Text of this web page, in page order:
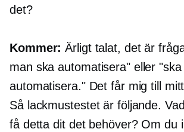
det?
Kommer: Ärligt talat, det är
man ska automatisera" eller "ska
automatisera." Det får mig till
Så lackmustestet är följande.
få detta dit det behöver? Om du